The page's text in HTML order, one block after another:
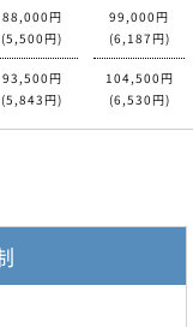
88,000円
(5,500円)
93,500円
(5,843円)
99,000円
(6,187円)
104,500円
(6,530円)